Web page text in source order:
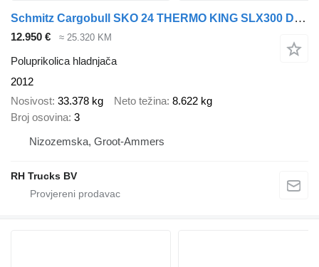
Schmitz Cargobull SKO 24 THERMO KING SLX300 D E 3 AXLE TÜV TILL 03-2026
12.950 € ≈ 25.320 KM
Poluprikolica hladnjača
2012
Nosivost 33.378 kg Neto težina 8.622 kg
Broj osovina 3
Nizozemska, Groot-Ammers
RH Trucks BV